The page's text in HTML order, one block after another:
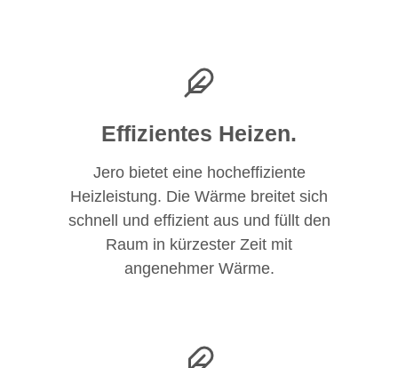
Effizientes Heizen.
Jero bietet eine hocheffiziente
Heizleistung. Die Wärme breitet sich
schnell und effizient aus und füllt den
Raum in kürzester Zeit mit
angenehmer Wärme.